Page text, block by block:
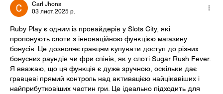
Carl Jhons
03 лист. 2025 р.
Ruby Play є одним із провайдерів у Slots City, які
пропонують слоти з інноваційною функцією магазину
бонусів. Це дозволяє гравцям купувати доступ до різних
бонусних раундів чи фри спінів, як у слоті Sugar Rush Fever.
Я вважаю, що ця функція є дуже зручною, оскільки дає
гравцеві прямий контроль над активацією найцікавіших і
найприбутковіших частин гри. Це ідеально підходить для